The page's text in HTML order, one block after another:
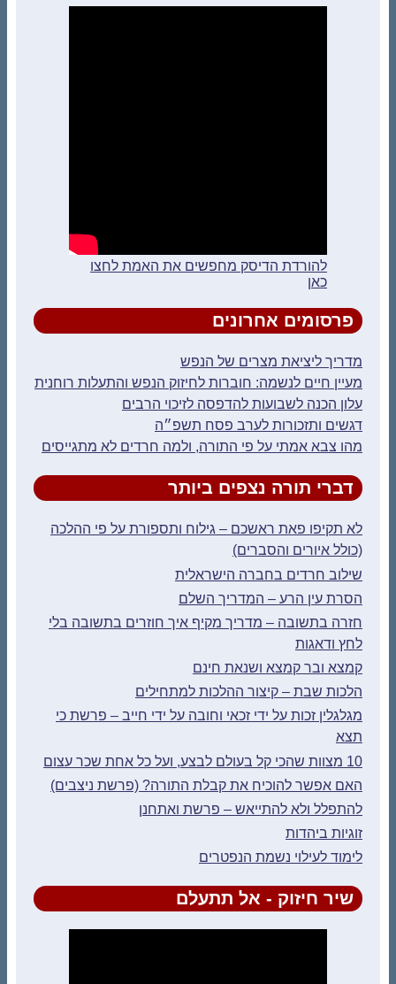
להורדת הדיסק מחפשים את האמת לחצו
כאן
פרסומים אחרונים
מדריך ליציאת מצרים של הנפש
מעיין חיים לנשמה: חוברות לחיזוק הנפש והתעלות רוחנית
עלון הכנה לשבועות להדפסה לזיכוי הרבים
דגשים ותזכורות לערב פסח תשפ״ה
מהו צבא אמתי על פי התורה, ולמה חרדים לא מתגייסים
דברי תורה נצפים ביותר
לא תקיפו פאת ראשכם – גילוח ותספורת על פי ההלכה
(כולל איורים והסברים)
שילוב חרדים בחברה הישראלית
הסרת עין הרע – המדריך השלם
חזרה בתשובה – מדריך מקיף איך חוזרים בתשובה בלי
לחץ ודאגות
קמצא ובר קמצא ושנאת חינם
הלכות שבת – קיצור ההלכות למתחילים
מגלגלין זכות על ידי זכאי וחובה על ידי חייב – פרשת כי
תצא
10 מצוות שהכי קל בעולם לבצע, ועל כל אחת שכר עצום
האם אפשר להוכיח את קבלת התורה? (פרשת ניצבים)
להתפלל ולא להתייאש – פרשת ואתחנן
זוגיות ביהדות
לימוד לעילוי נשמת הנפטרים
שיר חיזוק - אל תתעלם